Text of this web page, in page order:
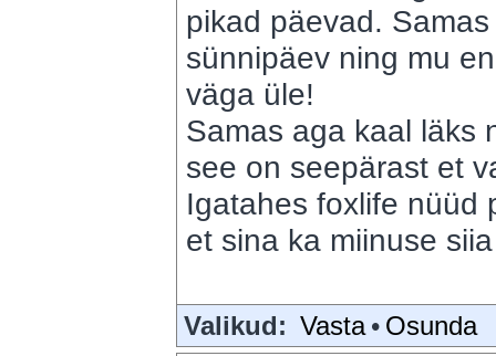
pikad päevad.
sünnipäev ning mu
väga üle!
Samas aga kaal läks
see on seepärast et
Igatahes foxlife nüüd
et sina ka miinuse
Valikud: Vasta • Osunda